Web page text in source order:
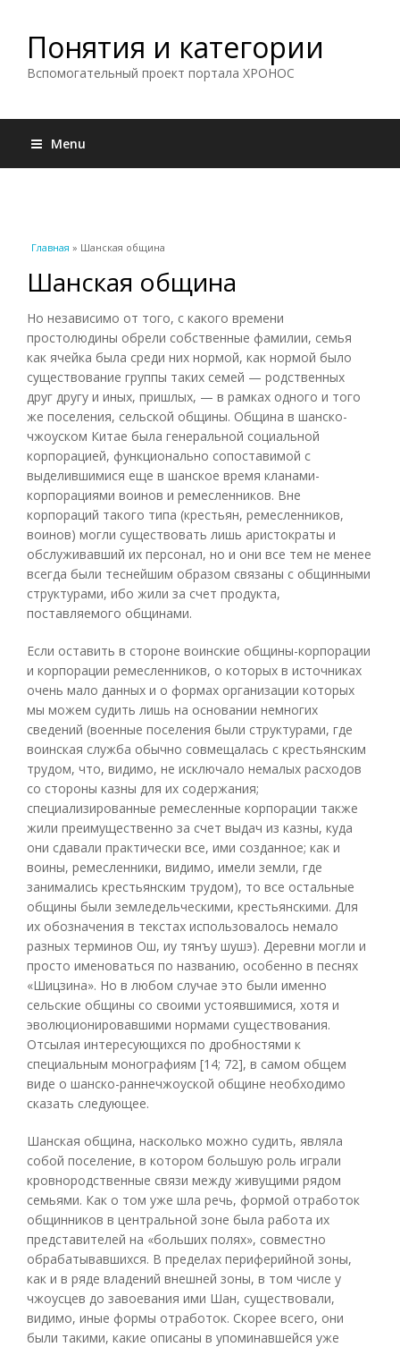
Понятия и категории
Вспомогательный проект портала ХРОНОС
Menu
Вы здесь
Главная » Шанская община
Шанская община
Но независимо от того, с какого времени
простолюдины обрели собственные фамилии, семья
как ячейка была среди них нормой, как нормой было
существование группы таких семей — родственных
друг другу и иных, пришлых, — в рамках одного и того
же поселения, сельской общины. Община в шанско-
чжоуском Китае была генеральной социальной
корпорацией, функционально сопоставимой с
выделившимися еще в шанское время кланами-
корпорациями воинов и ремесленников. Вне
корпораций такого типа (крестьян, ремесленников,
воинов) могли существовать лишь аристократы и
обслуживавший их персонал, но и они все тем не менее
всегда были теснейшим образом связаны с общинными
структурами, ибо жили за счет продукта,
поставляемого общинами.
Если оставить в стороне воинские общины-корпорации
и корпорации ремесленников, о которых в источниках
очень мало данных и о формах организации которых
мы можем судить лишь на основании немногих
сведений (военные поселения были структурами, где
воинская служба обычно совмещалась с крестьянским
трудом, что, видимо, не исключало немалых расходов
со стороны казны для их содержания;
специализированные ремесленные корпорации также
жили преимущественно за счет выдач из казны, куда
они сдавали практически все, ими созданное; как и
воины, ремесленники, видимо, имели земли, где
занимались крестьянским трудом), то все остальные
общины были земледельческими, крестьянскими. Для
их обозначения в текстах использовалось немало
разных терминов Ош, иу тянъу шушэ). Деревни могли и
просто именоваться по названию, особенно в песнях
«Шицзина». Но в любом случае это были именно
сельские общины со своими устоявшимися, хотя и
эволюционировавшими нормами существования.
Отсылая интересующихся по дробностями к
специальным монографиям [14; 72], в самом общем
виде о шанско-раннечжоуской общине необходимо
сказать следующее.
Шанская община, насколько можно судить, являла
собой поселение, в котором большую роль играли
кровнородственные связи между живущими рядом
семьями. Как о том уже шла речь, формой отработок
общинников в центральной зоне была работа их
представителей на «больших полях», совместно
обрабатывавшихся. В пределах периферийной зоны,
как и в ряде владений внешней зоны, в том числе у
чжоусцев до завоевания ими Шан, существовали,
видимо, иные формы отработок. Скорее всего, они
были такими, какие описаны в упоминавшейся уже